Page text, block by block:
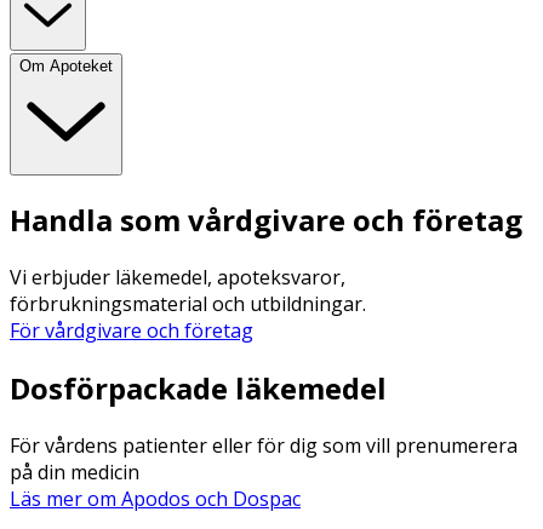
Om Apoteket
Handla som vårdgivare och företag
Vi erbjuder läkemedel, apoteksvaror,
förbrukningsmaterial och utbildningar.
För vårdgivare och företag
Dosförpackade läkemedel
För vårdens patienter eller för dig som vill prenumerera
på din medicin
Läs mer om Apodos och Dospac